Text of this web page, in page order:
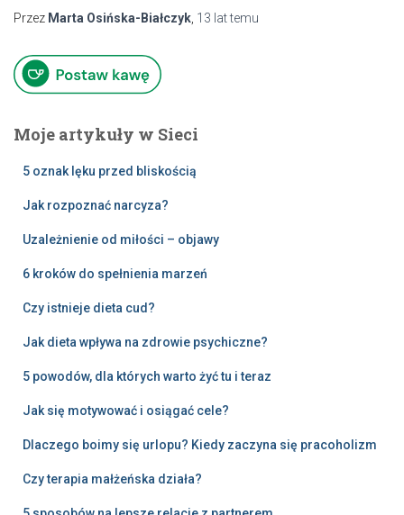
Przez Marta Osińska-Białczyk, 13 lattemu
Moje artykuły w Sieci
5 oznak lęku przed bliskością
Jak rozpoznać narcyza?
Uzależnienie od miłości – objawy
6 kroków do spełnienia marzeń
Czy istnieje dieta cud?
Jak dieta wpływa na zdrowie psychiczne?
5 powodów, dla których warto żyć tu i teraz
Jak się motywować i osiągać cele?
Dlaczego boimy się urlopu? Kiedy zaczyna się pracoholizm
Czy terapia małżeńska działa?